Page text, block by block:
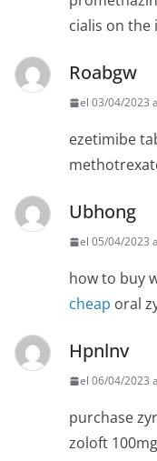
cialis on
Roabgw
el 03/04/2023
ezetimibe
Ubhong
el 05/04/2023
how to buy
cheap oral
Hpnlnv
el 06/04/2023
purchase
zoloft